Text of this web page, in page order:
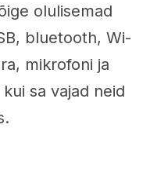
olulisemad
bluetooth, Wi-
mikrofoni ja
sa vajad neid